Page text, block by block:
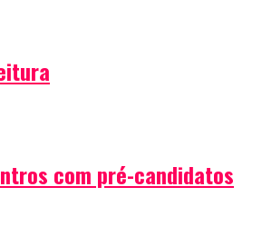
com pré-candidatos